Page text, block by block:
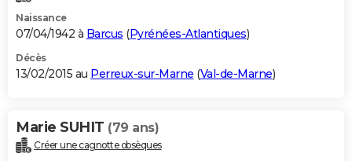
Naissance
07/04/1942 à Barcus (Pyrénées-Atlantiques)
Décès
13/02/2015 au Perreux-sur-Marne (Val-de-Marne)
Marie SUHIT (79 ans)
Créer une cagnotte obsèques